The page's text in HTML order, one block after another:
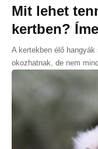
Mit lehet
kertben?
A kertekben élő
okozhatnak, de nem